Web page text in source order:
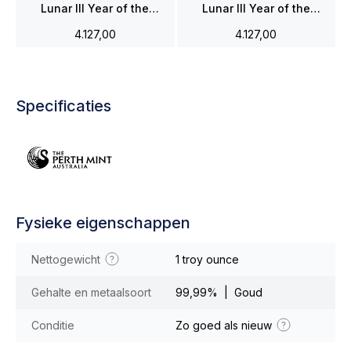
Lunar III Year of the
4.127,00
Lunar III Year of the
4.127,00
Specificaties
Fysieke eigenschappen
Nettogewicht 1 troy ounce
Gehalte en metaalsoort 99,99% | Goud
Conditie Zo goed als nieuw